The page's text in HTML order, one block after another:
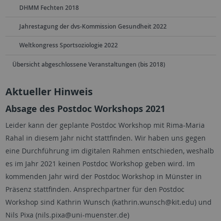
DHMM Fechten 2018
Jahrestagung der dvs-Kommission Gesundheit 2022
Weltkongress Sportsoziologie 2022
Übersicht abgeschlossene Veranstaltungen (bis 2018)
Aktueller Hinweis
Absage des Postdoc Workshops 2021
Leider kann der geplante Postdoc Workshop mit Rima-Maria
Rahal in diesem Jahr nicht stattfinden. Wir haben uns gegen
eine Durchführung im digitalen Rahmen entschieden, weshalb
es im Jahr 2021 keinen Postdoc Workshop geben wird. Im
kommenden Jahr wird der Postdoc Workshop in Münster in
Präsenz stattfinden. Ansprechpartner für den Postdoc
Workshop sind Kathrin Wunsch (kathrin.wunsch@kit.edu) und
Nils Pixa (nils.pixa@uni-muenster.de)